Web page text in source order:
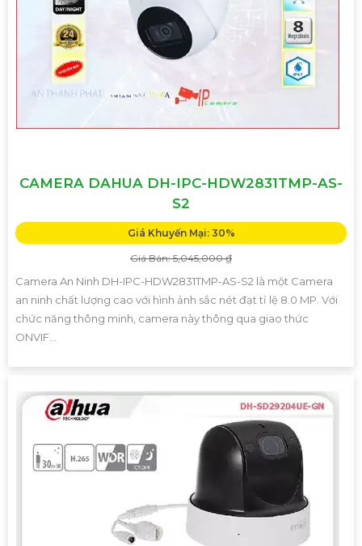
CAMERA DAHUA DH-IPC-HDW2831TMP-AS-
S2
Giá Khuyến Mại: 30%
Giá Bán: 5,045,000 ₫
Camera An Ninh DH-IPC-HDW2831TMP-AS-S2 là một Camera
an ninh chất lượng cao với hình ảnh sắc nét đạt tỉ lệ 8.0 MP. Với
chức năng thông minh, camera này thông qua giao thức
ONVIF...